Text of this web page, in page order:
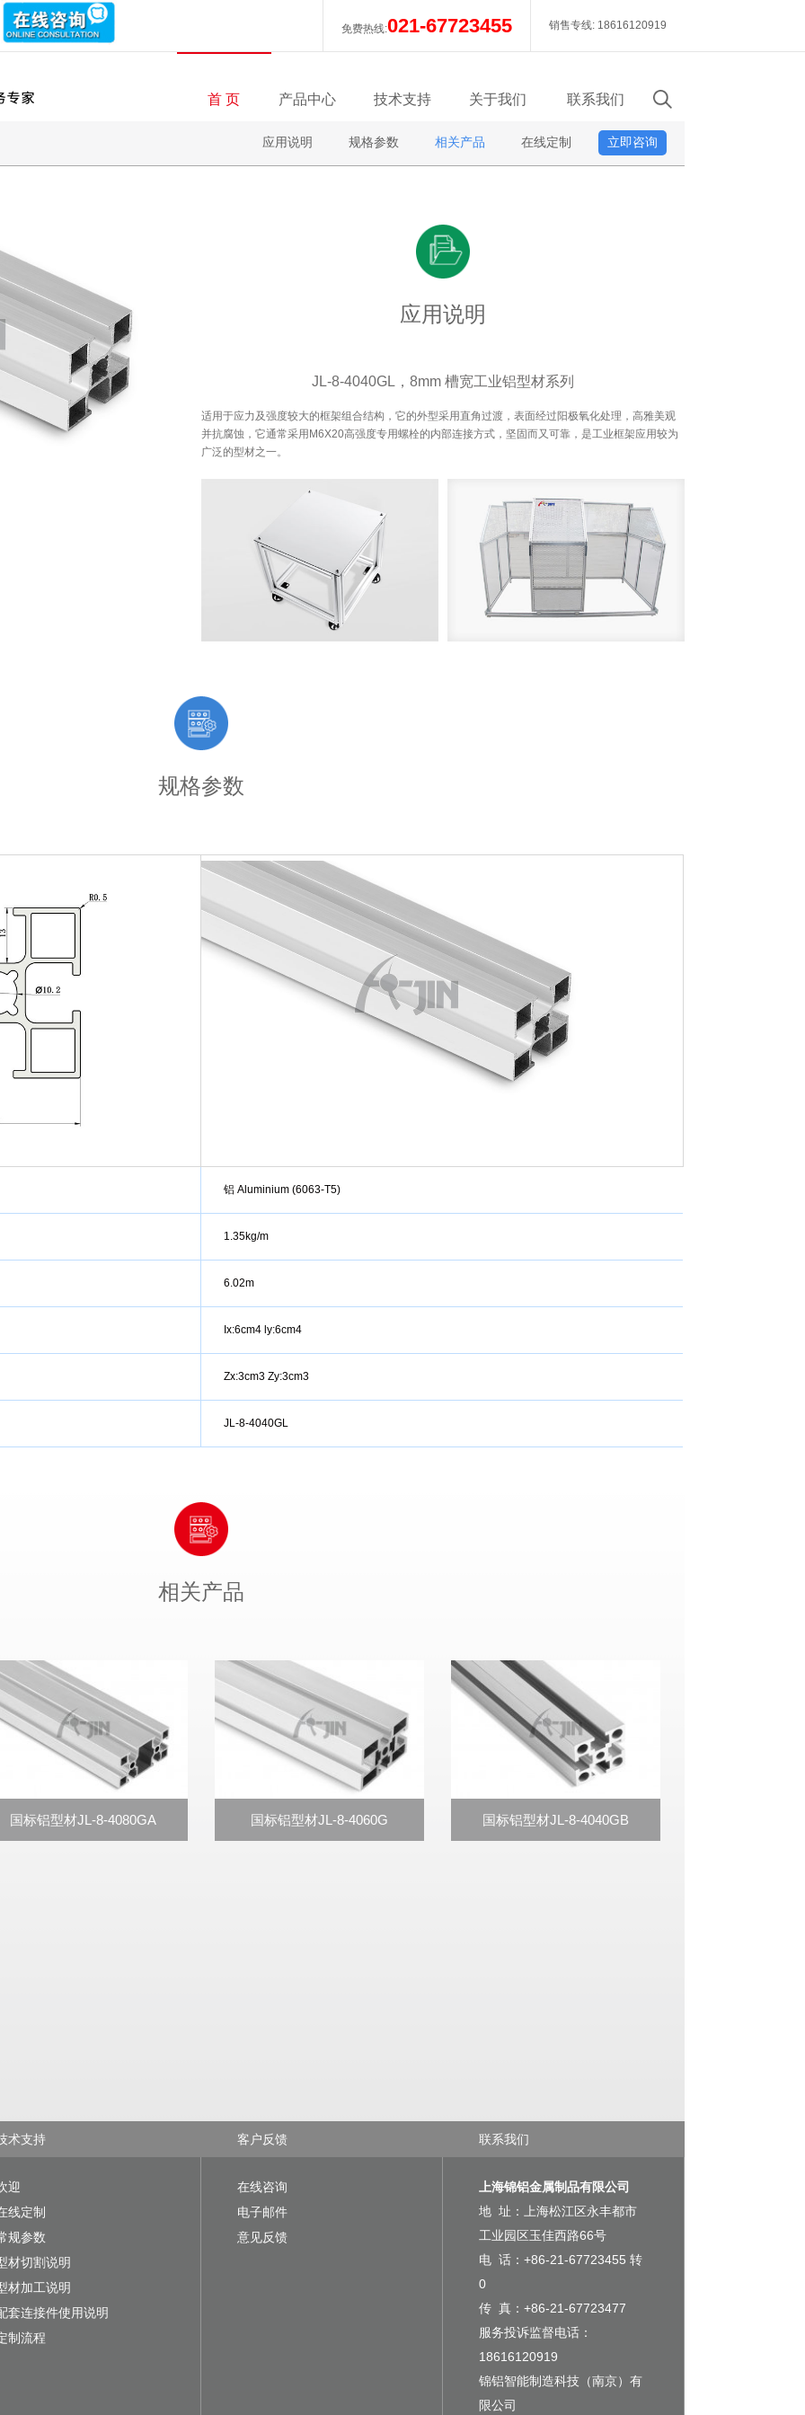
销售专线: 18616120919
免费热线:021-67723455
首 页 产品中心 技术支持 关于我们 联系我们
立即咨询
应用说明 规格参数 相关产品 在线定制
应用说明
JL-8-4040GL，8mm 槽宽工业铝型材系列
适用于应力及强度较大的框架组合结构，它的外型采用直角过渡，表面经过阳极氧化处理，高雅美观
并抗腐蚀，它通常采用M6X20高强度专用螺栓的内部连接方式，坚固而又可靠，是工业框架应用较为
广泛的型材之一。
规格参数
铝 Aluminium (6063-T5)
1.35kg/m
6.02m
Ix:6cm4 ly:6cm4
Zx:3cm3 Zy:3cm3
JL-8-4040GL
相关产品
国标铝型材JL-8-4080GA 国标铝型材JL-8-4060G 国标铝型材JL-8-4040GB
术支持
迎
线定制
规参数
材切割说明
材加工说明
套连接件使用说明
制流程
客户反馈
在线咨询
电子邮件
意见反馈
联系我们
上海锦铝金属制品有限公司
地 址：上海松江区永丰都市
工业园区玉佳西路66号
电 话：+86-21-67723455 转
0
传 真：+86-21-67723477
服务投诉监督电话：
18616120919
锦铝智能制造科技（南京）有
限公司